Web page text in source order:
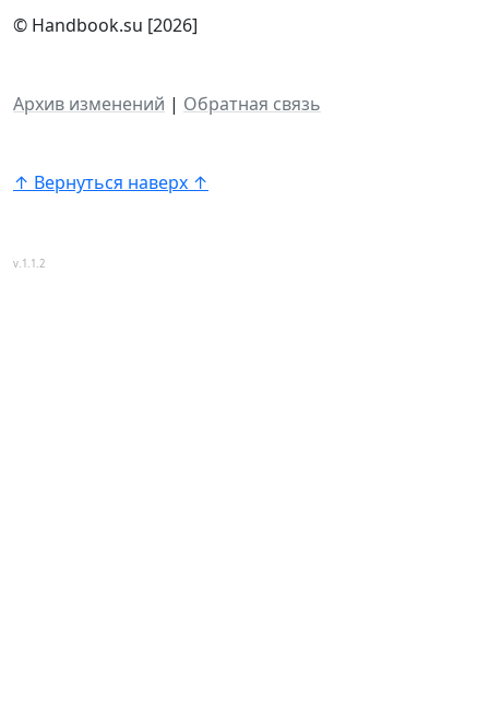
© Handbook.su [2026]
Архив изменений | Обратная связь
↑ Вернуться наверх ↑
v.1.1.2